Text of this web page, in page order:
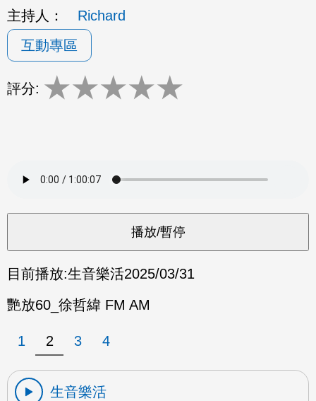
主持人：
Richard
互動專區
評分: ★★★★★
目前播放:生音樂活2025/03/31
艷放60_徐哲緯 FM AM
1 2 3 4
生音樂活